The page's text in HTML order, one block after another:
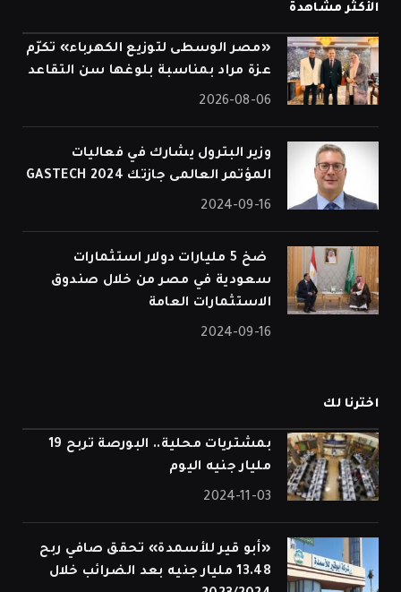
الأكثر مشاهدة
«مصر الوسطى لتوزيع الكهرباء» تكرّم
عزة مراد بمناسبة بلوغها سن التقاعد
2026-08-06
وزير البترول يشارك في فعاليات
المؤتمر العالمى جازتك 2024 GASTECH
2024-09-16
⁠ ضخ 5 مليارات دولار استثمارات
سعودية في مصر من خلال صندوق
الاستثمارات العامة
2024-09-16
اخترنا لك
بمشتريات محلية.. البورصة تربح 19
مليار جنيه اليوم
2024-11-03
«أبو قير للأسمدة» تحقق صافي ربح
13.48 مليار جنيه بعد الضرائب خلال